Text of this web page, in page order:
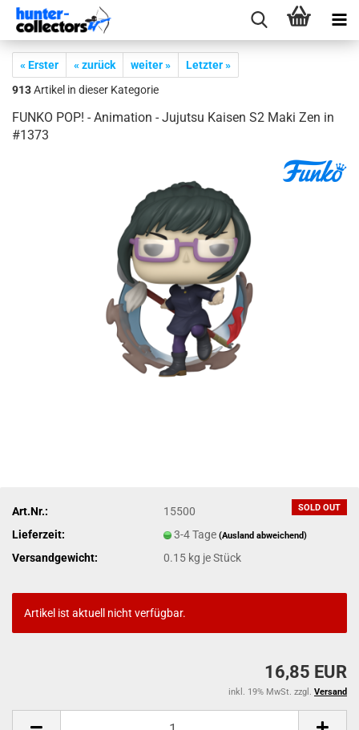
« Erster « zurück weiter »
Letzter »
913Artikel in dieser Kategorie
FUNKO POP! - Ani­ma­ti­on - Ju­jutsu Kai­sen S2 Maki Zen in
#1373
SOLD OUT
Art.Nr.:
15500
Lieferzeit:
3-4 Tage(Ausland abweichend)
Versandgewicht: 0.15 kg je Stück
Artikel ist aktuell nicht verfügbar.
16,85 EUR
inkl. 19% MwSt. zzgl. Versand